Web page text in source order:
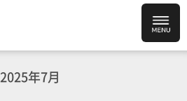
2025年7月